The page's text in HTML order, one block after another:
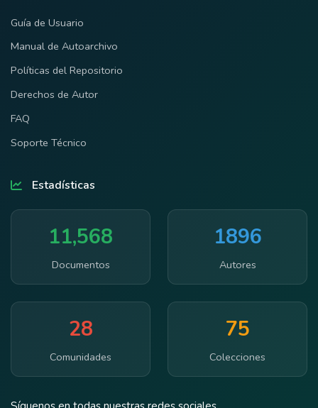
Guía de Usuario
Manual de Autoarchivo
Políticas del Repositorio
Derechos de Autor
FAQ
Soporte Técnico
Estadísticas
11,568
Documentos
1896
Autores
28
Comunidades
75
Colecciones